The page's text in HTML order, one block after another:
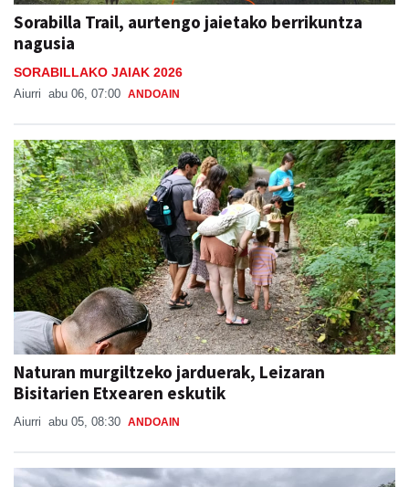
Sorabilla Trail, aurtengo jaietako berrikuntza
nagusia
SORABILLAKO JAIAK 2026
Aiurri abu 06, 07:00 ANDOAIN
Naturan murgiltzeko jarduerak, Leizaran
Bisitarien Etxearen eskutik
Aiurri abu 05, 08:30 ANDOAIN